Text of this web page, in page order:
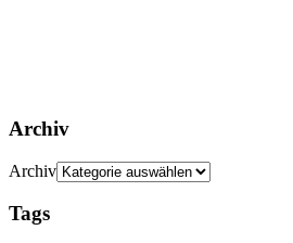
Archiv
Archiv
Tags